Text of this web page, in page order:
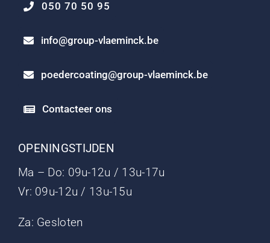
050 70 50 95
info@group-vlaeminck.be
poedercoating@group-vlaeminck.be
Contacteer ons
OPENINGSTIJDEN
Ma – Do: 09u-12u / 13u-17u
Vr: 09u-12u / 13u-15u
Za: Gesloten